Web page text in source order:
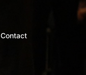
Contact